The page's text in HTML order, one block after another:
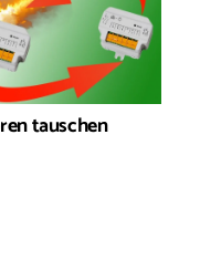
tauschen